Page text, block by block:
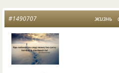
жизнь
#1490707